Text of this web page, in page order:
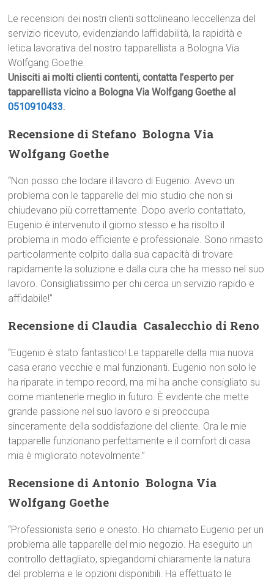
Le recensioni dei nostri clienti sottolineano leccellenza del
servizio ricevuto, evidenziando laffidabilità, la rapidità e
letica lavorativa del nostro tapparellista a Bologna Via
Wolfgang Goethe.
Unisciti ai molti clienti contenti, contatta l’esperto per
tapparellista vicino a Bologna Via Wolfgang Goethe al
0510910433.
Recensione di Stefano  Bologna Via
Wolfgang Goethe
“Non posso che lodare il lavoro di Eugenio. Avevo un
problema con le tapparelle del mio studio che non si
chiudevano più correttamente. Dopo averlo contattato,
Eugenio è intervenuto il giorno stesso e ha risolto il
problema in modo efficiente e professionale. Sono rimasto
particolarmente colpito dalla sua capacità di trovare
rapidamente la soluzione e dalla cura che ha messo nel suo
lavoro. Consigliatissimo per chi cerca un servizio rapido e
affidabile!”
Recensione di Claudia  Casalecchio di Reno
“Eugenio è stato fantastico! Le tapparelle della mia nuova
casa erano vecchie e mal funzionanti. Eugenio non solo le
ha riparate in tempo record, ma mi ha anche consigliato su
come mantenerle meglio in futuro. È evidente che mette
grande passione nel suo lavoro e si preoccupa
sinceramente della soddisfazione del cliente. Ora le mie
tapparelle funzionano perfettamente e il comfort di casa
mia è migliorato notevolmente.”
Recensione di Antonio  Bologna Via
Wolfgang Goethe
“Professionista serio e onesto. Ho chiamato Eugenio per un
problema alle tapparelle del mio negozio. Ha eseguito un
controllo dettagliato, spiegandomi chiaramente la natura
del problema e le opzioni disponibili. Ha effettuato le